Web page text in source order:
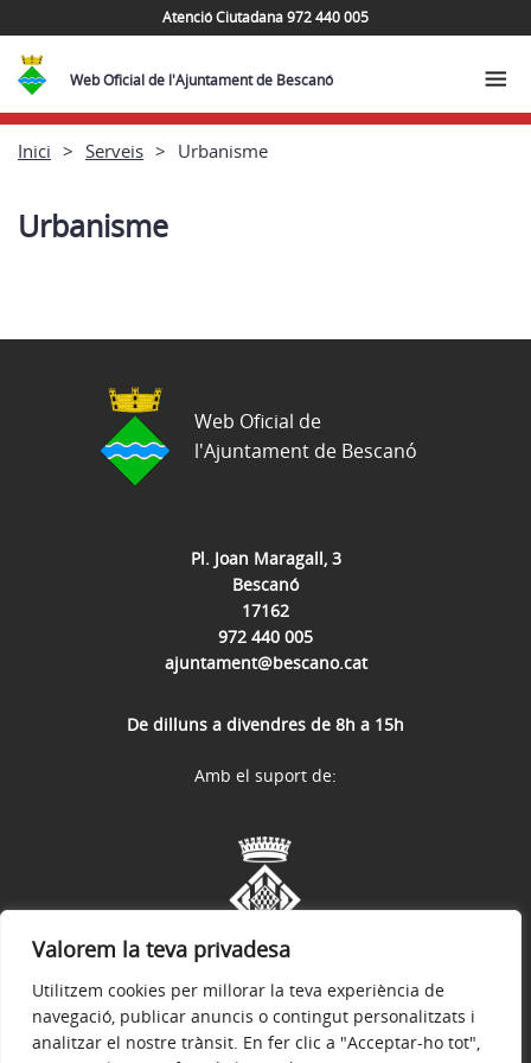
Valorem la teva privadesa
Utilitzem cookies per millorar la teva experiència de
navegació, publicar anuncis o contingut personalitzats i
analitzar el nostre trànsit. En fer clic a "Acceptar-ho tot",
Atenció Ciutadana 972 440 005
Web Oficial de l'Ajuntament de Bescanó
Inici Serveis Urbanisme
Urbanisme
Pl. Joan Maragall, 3
Bescanó
17162
972 440 005
ajuntament@bescano.cat
De dilluns a divendres de 8h a 15h
Web Oficial de
l'Ajuntament de Bescanó
Amb el suport de: